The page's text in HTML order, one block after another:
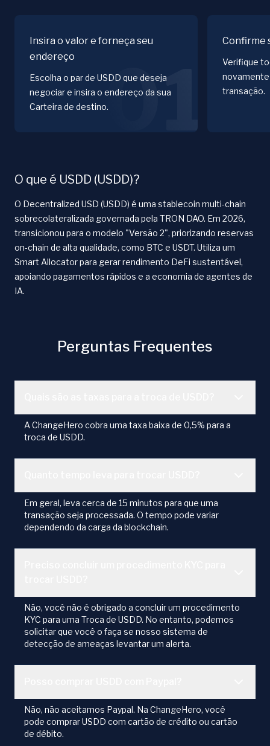
Insira o valor e forneça seu
endereço
Escolha o par de USDD que deseja
negociar e insira o endereço da sua
Carteira de destino.01
Confirme
Verifique
transação.
O que é USDD (USDD)?
O Decentralized USD (USDD) é uma stablecoin multi-chain
sobrecolateralizada governada pela TRON DAO. Em 2026,
transicionou para o modelo "Versão 2", priorizando reservas
on-chain de alta qualidade, como BTC e USDT. Utiliza um
Smart Allocator para gerar rendimento DeFi sustentável,
apoiando pagamentos rápidos e a economia de agentes de
IA.
Perguntas Frequentes
A ChangeHero cobra uma taxa baixa de 0,5% para a
troca de USDD.
Em geral, leva cerca de 15 minutos para que uma
transação seja processada. O tempo pode variar
dependendo da carga da blockchain.
Não, você não é obrigado a concluir um procedimento
KYC para uma Troca de USDD. No entanto, podemos
solicitar que você o faça se nosso sistema de
detecção de ameaças levantar um alerta.
Não, não aceitamos Paypal. Na ChangeHero, você
pode comprar USDD com cartão de crédito ou cartão
de débito.